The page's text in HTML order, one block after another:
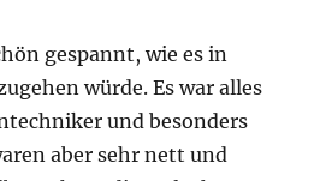
gespannt, wie es in
würde. Es war alles
und besonders
aber sehr nett und